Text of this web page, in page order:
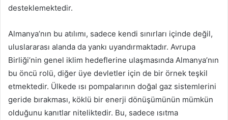
desteklemektedir.
Almanya’nın bu atılımı, sadece kendi sınırları içinde değil,
uluslararası alanda da yankı uyandırmaktadır. Avrupa
Birliği’nin genel iklim hedeflerine ulaşmasında Almanya’nın
bu öncü rolü, diğer üye devletler için de bir örnek teşkil
etmektedir. Ülkede ısı pompalarının doğal gaz sistemlerini
geride bırakması, köklü bir enerji dönüşümünün mümkün
olduğunu kanıtlar niteliktedir. Bu, sadece ısıtma